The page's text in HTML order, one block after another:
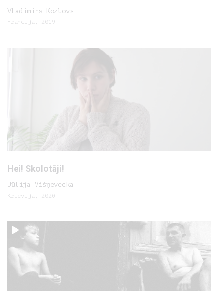
Vladimirs Kozlovs
Francija, 2019
Hei! Skolotāji!
Jūlija Višņevecka
Krievija, 2020